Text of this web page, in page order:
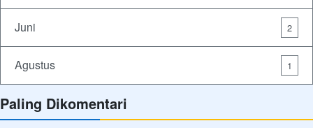
Juni 2
Agustus 1
Paling Dikomentari